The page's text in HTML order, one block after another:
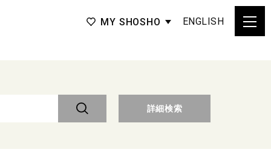
MY SHOSHO ENGLISH
詳細検索